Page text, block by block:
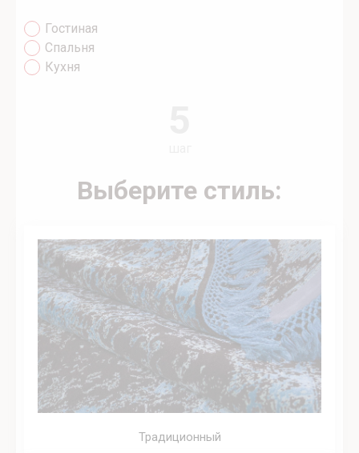
Гостиная
Спальня
Кухня
Выберите стиль:
Традиционный